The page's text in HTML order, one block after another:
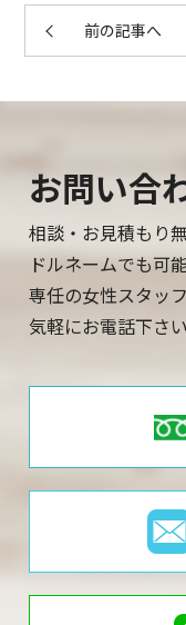
前の記事へ
お問い合
相談・お見積もり
ドルネームでも可
専任の女性スタッ
気軽にお電話下さい